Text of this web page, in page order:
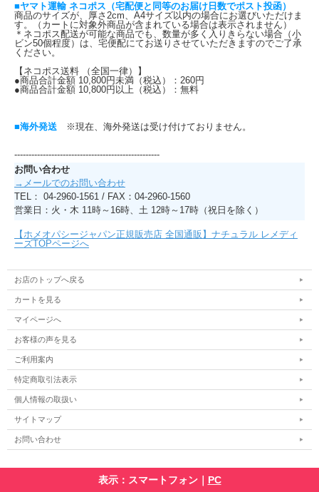
■ヤマト運輸 ネコポス（宅配便と同等のお届け日数でポスト投函）
商品のサイズが、厚さ2cm、A4サイズ以内の場合にお選びいただけま
す。（カートに対象外商品が含まれている場合は表示されません）
＊ネコポス配送が可能な商品でも、数量が多く入りきらない場合（小
ビン50個程度）は、宅便配にてお送りさせていただきますのでご了承
ください。
【ネコポス送料 （全国一律）】
●商品合計金額 10,800円未満（税込）：260円
●商品合計金額 10,800円以上（税込）：無料
■海外発送 ※現在、海外発送は受け付けておりません。
---------------------------------------------------
お問い合わせ
→メールでのお問い合わせ
TEL： 04-2960-1561 / FAX：04-2960-1560
営業日：火・木 11時～16時、土 12時～17時（祝日を除く）
【ホメオパシージャパン正規販売店 全国通販】ナチュラル レメディ
ーズTOPページへ
お店のトップへ戻る
カートを見る
マイページへ
お客様の声を見る
ご利用案内
特定商取引法表示
個人情報の取扱い
サイトマップ
お問い合わせ
表示：スマートフォン｜ PC